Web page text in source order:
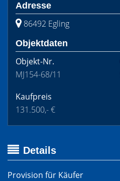
Adresse
86492 Egling
Objektdaten
Objekt-Nr.
MJ154-68/11
Kaufpreis
131.500,- €
Details
Provision für Käufer